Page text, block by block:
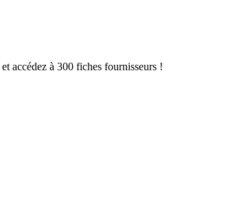
et accédez à 300 fiches fournisseurs !